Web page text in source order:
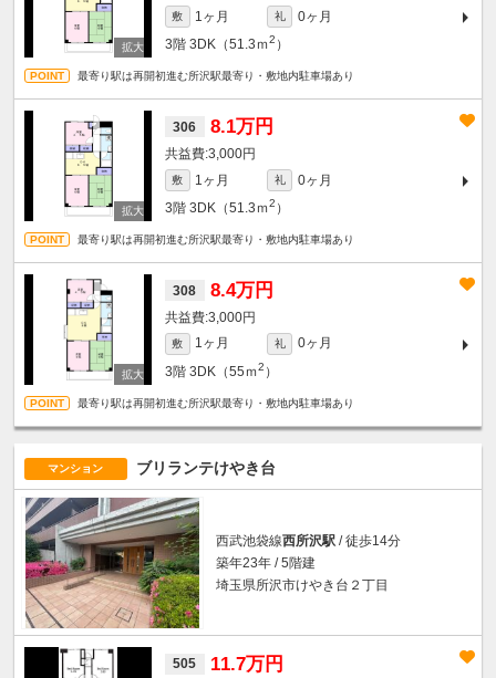
敷 1ヶ月 礼
0ヶ月
3階 3DK（51.3ｍ2 ）
最寄り駅は再開初進む所沢駅最寄り・敷地内駐車場あり
306 8.1万円
3,000円
敷 1ヶ月 礼
0ヶ月
3階 3DK（51.3ｍ2 ）
最寄り駅は再開初進む所沢駅最寄り・敷地内駐車場あり
308 8.4万円
3,000円
敷 1ヶ月 礼
0ヶ月
3階 3DK（55ｍ2 ）
最寄り駅は再開初進む所沢駅最寄り・敷地内駐車場あり
マンション ブリランテけやき台
西武池袋線西所沢駅 / 徒歩14分
築年23年 / 5階建
埼玉県所沢市けやき台２丁目
505 11.7万円